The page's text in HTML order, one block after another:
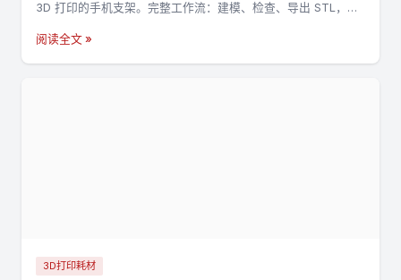
3D 打印的手机支架。完整工作流：建模、检查、导出 STL，适
阅读全文 »
3D打印耗材